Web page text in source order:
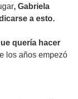
, Gabriela
a esto.
quería hacer
los años empezó